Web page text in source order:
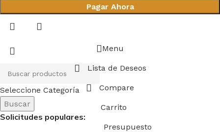
Pagar Ahora
Seleccione Categoría
Buscar
Solicitudes populares:
Menu
Lista de Deseos
Compare
Carrito
Presupuesto